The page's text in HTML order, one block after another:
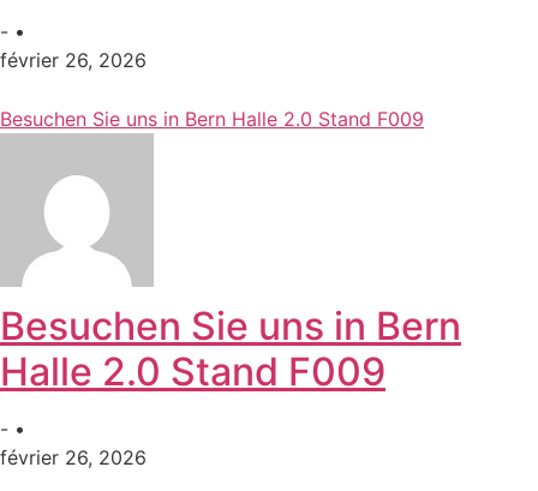
- •
février 26, 2026
Besuchen Sie uns in Bern Halle 2.0 Stand F009
Besuchen Sie uns in Bern
Halle 2.0 Stand F009
- •
février 26, 2026